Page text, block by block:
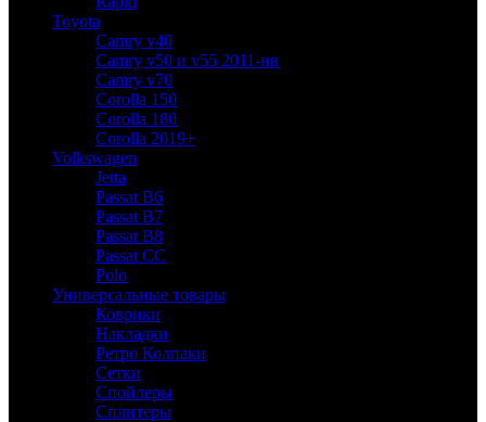
Toyota
Camry v40
Camry v50 и v55 2011-нв
Camry v70
Corolla 150
Corolla 180
Corolla 2019+
Volkswagen
Jetta
Passat B6
Passat B7
Passat B8
Passat CC
Polo
Универсальные товары
Коврики
Накладки
Ретро Колпаки
Сетки
Спойлеры
Сплитеры